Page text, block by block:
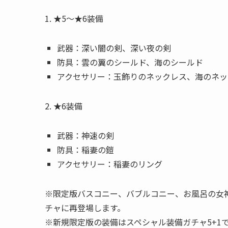
1. ★5～★6装備
武器：深い闇の剣、深い夜の剣
防具：雲の翼のシールド、海のシールド
アクセサリー：玉飾りのネックレス、海のネ
2. ★6装備
武器：神速の剣
防具：稲妻の鎧
アクセサリー：稲妻のリング
※限定版バスコニー、バブルコニー、お風呂の
チャに再登場します。
※新規限定版の装備はスペシャル装備ガチャ5+1